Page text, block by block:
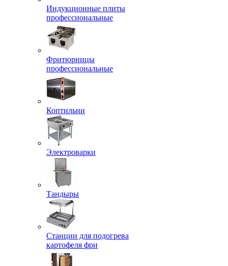
Индукционные плиты
профессиональные
Фритюрницы
профессиональные
Коптильни
Электроварки
Тандыры
Станции для подогрева
картофеля фри